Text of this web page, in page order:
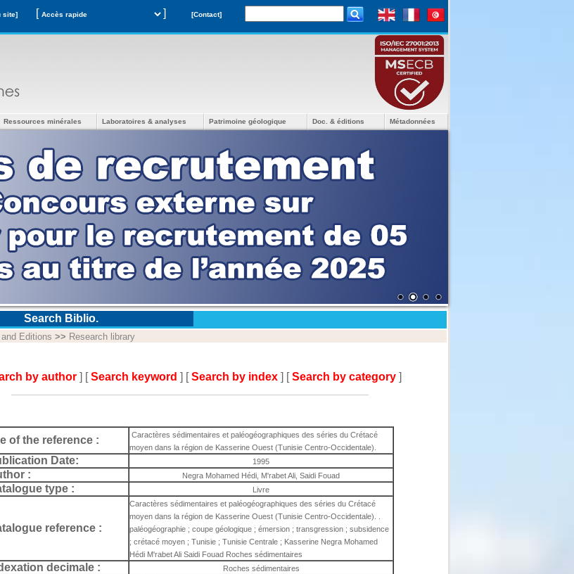
site] [ ] [Contact]
Ressources minérales Laboratoires & analyses Patrimoine géologique Doc. & éditions Métadonnées
Search Biblio.
Editions >> Research library
by author ] [Search keyword ] [Search by index ] [Search by category ]
of the reference :
Caractères sédimentaires et paléogéographiques des séries du Crétacé
moyen dans la région de Kasserine Ouest (Tunisie Centro-Occidentale).
Date: 1995
: Negra Mohamed Hédi, M'rabet Ali, Saidi Fouad
type : Livre
reference :
Caractères sédimentaires et paléogéographiques des séries du Crétacé
moyen dans la région de Kasserine Ouest (Tunisie Centro-Occidentale). .
paléogéographie ; coupe géologique ; émersion ; transgression ; subsidence
; crétacé moyen ; Tunisie ; Tunisie Centrale ; Kasserine Negra Mohamed
Hédi M'rabet Ali Saidi Fouad Roches sédimentaires
decimale : Roches sédimentaires